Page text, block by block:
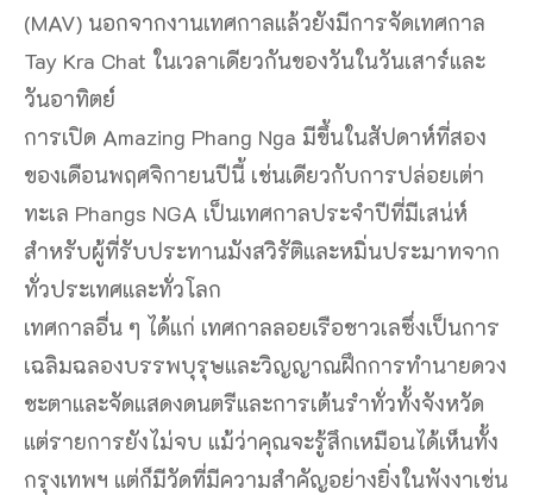
(MAV) นอกจากงานเทศกาลแล้วยังมีการจัดเทศกาล
Tay Kra Chat ในเวลาเดียวกันของวันในวันเสาร์และ
วันอาทิตย์
การเปิด Amazing Phang Nga มีขึ้นในสัปดาห์ที่สอง
ของเดือนพฤศจิกายนปีนี้ เช่นเดียวกับการปล่อยเต่า
ทะเล Phangs NGA เป็นเทศกาลประจำปีที่มีเสน่ห์
สำหรับผู้ที่รับประทานมังสวิรัติและหมิ่นประมาทจาก
ทั่วประเทศและทั่วโลก
เทศกาลอื่น ๆ ได้แก่ เทศกาลลอยเรือชาวเลซึ่งเป็นการ
เฉลิมฉลองบรรพบุรุษและวิญญาณฝึกการทำนายดวง
ชะตาและจัดแสดงดนตรีและการเต้นรำทั่วทั้งจังหวัด
แต่รายการยังไม่จบ แม้ว่าคุณจะรู้สึกเหมือนได้เห็นทั้ง
กรุงเทพฯ แต่ก็มีวัดที่มีความสำคัญอย่างยิ่งในพังงาเช่น